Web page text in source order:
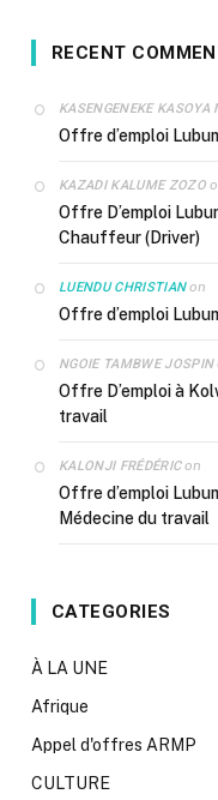
RECENT
KASENGENEKE KASOYA
Offre d’emploi
KAZADI KALUME ZOZO
Offre D’emploi
Chauffeur (Driver)
LUENDU CHRISTIANon
Offre d’emploi
NGOIE TAMBWE JOSPIN
Offre D’emploi à
travail
KALONJI FRÉDÉRICon
Offre d’emploi
Médecine du travail
CATEGORIES
À LA UNE
Afrique
Appel d'offres ARMP
CULTURE